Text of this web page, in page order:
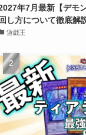
年7月最新【デモ
回し方について徹底解
遊戯王